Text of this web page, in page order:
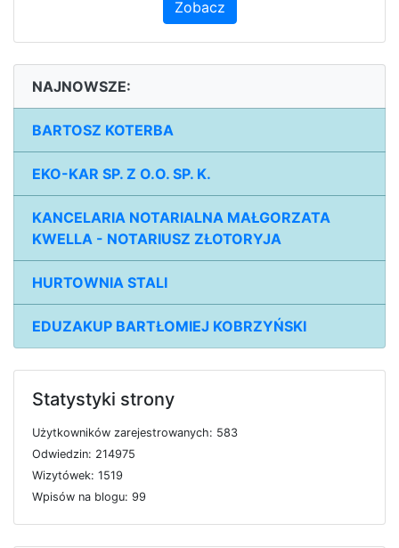
Zobacz
NAJNOWSZE:
BARTOSZ KOTERBA
EKO-KAR SP. Z O.O. SP. K.
KANCELARIA NOTARIALNA MAŁGORZATA
KWELLA - NOTARIUSZ ZŁOTORYJA
HURTOWNIA STALI
EDUZAKUP BARTŁOMIEJ KOBRZYŃSKI
Statystyki strony
Użytkowników zarejestrowanych: 583
Odwiedzin: 214975
Wizytówek: 1519
Wpisów na blogu: 99